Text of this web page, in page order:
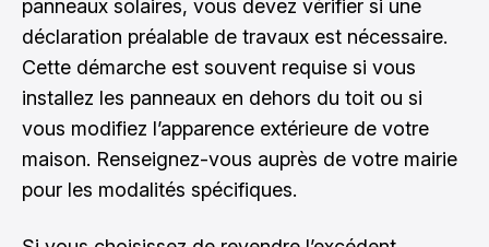
panneaux solaires, vous devez vérifier si une
déclaration préalable de travaux est nécessaire.
Cette démarche est souvent requise si vous
installez les panneaux en dehors du toit ou si
vous modifiez l’apparence extérieure de votre
maison. Renseignez-vous auprès de votre mairie
pour les modalités spécifiques.